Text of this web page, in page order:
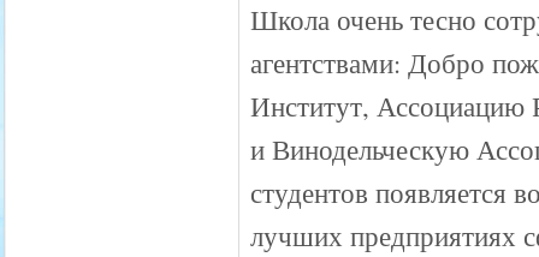
Школа очень тесно
агентствами: Добро
Институт, Ассоциацию
и Винодельческую
студентов появляется
лучших предприятиях